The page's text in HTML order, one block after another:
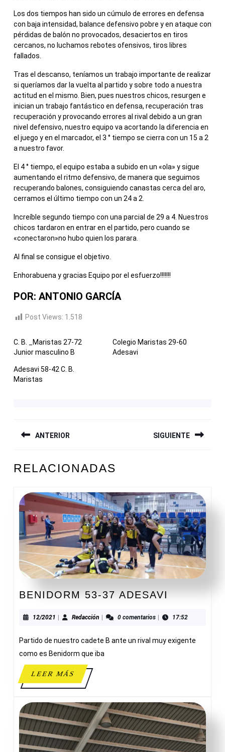
Los dos tiempos han sido un cúmulo de errores en defensa
con baja intensidad, balance defensivo pobre y en ataque con
pérdidas de balón no provocados, desaciertos en tiros
cercanos, no luchamos rebotes ofensivos, tiros libres
fallados.
Tras el descanso, teníamos un trabajo importante de realizar
si queríamos dar la vuelta al partido y sobre todo a nuestra
actitud en el mismo. Bien, pues nuestros chicos, resurgen e
inician un trabajo fantástico en defensa, recuperación tras
recuperación y provocando errores al rival debido a un gran
nivel defensivo, nuestro equipo va acortando la diferencia en
el juego y en el marcador, el 3 ° tiempo se cierra con un 15 a 2
a nuestro favor.
El 4 ° tiempo, el equipo estaba a subido en un «ola» y sigue
aumentando el ritmo defensivo, de manera que seguimos
recuperando balones, consiguiendo canastas cerca del aro,
cerramos el último tiempo con un 24 a 2.
Increíble segundo tiempo con una parcial de 29 a 4. Nuestros
chicos tardaron en entrar en el partido, pero cuando se
«conectaron»no hubo quien los parara.
Al final se consigue el objetivo.
Enhorabuena y gracias Equipo por el esfuerzo!!!!!!!
POR: ANTONIO GARCÍA
Post Views: 1.518
C. B. _Maristas 27-72
Junior masculino B
Colegio Maristas 29-60
Adesavi
Adesavi 58-42 C. B.
Maristas
DE
ANTERIOR
anterior:
SIGUIENTE
entrada:
RELACIONADAS
BENIDORM 53-37 ADESAVI
37
12/2021 12/2021
| Redacción Redacción
| 0 comentarios | 17:52
Partido de nuestro cadete B ante un rival muy exigente
como es Benidorm que iba
LEER MÁSLEER
MÁS